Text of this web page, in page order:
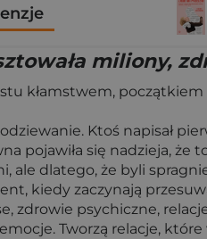
miliony,
kłamstwem,
Ktoś napisał
pojawiła się nadzieja, że
ale dlatego, że byli
kiedy zaczynają
zdrowie psychiczne,
Tworzą relacje,